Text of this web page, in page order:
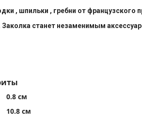
, шпильки , гребни от
Заколка станет незаменимым
0.8 см
10.8 см